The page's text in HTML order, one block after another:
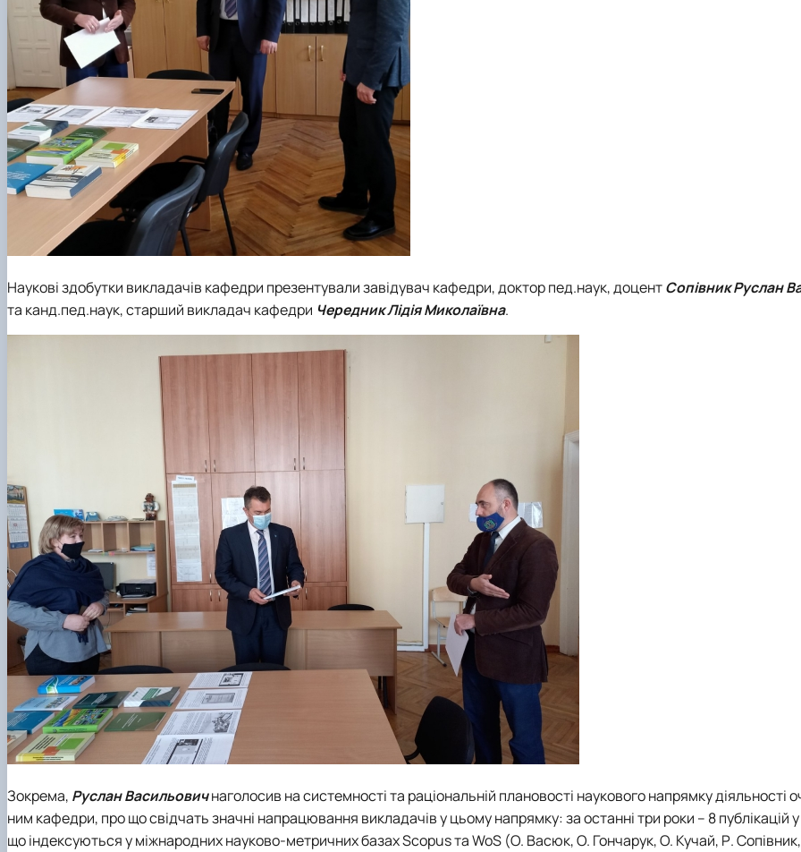
Наукові здобутки викладачів кафедри презентували завідувач кафедри, доктор пед.наук, доцентСопівник Руслан
та канд.пед.наук, старший викладач кафедри Чередник Лідія Миколаївна.
Зокрема, Руслан Васильовичнаголосив на системності та раціональній плановості наукового напрямку діяльності
ним кафедри, про що свідчать значні напрацювання викладачів у цьому напрямку: за останні три роки – 8 публікацій
що індексуються у міжнародних науково-метричних базах Scopus та WoS (О. Васюк, О. Гончарук, О. Кучай, Р.